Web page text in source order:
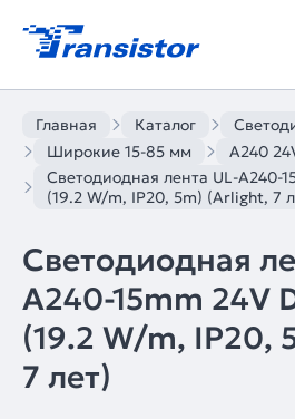
Главная Каталог
Широкие 15-85 мм
A240
Светодиодная лента UL-A240-
(19.2 W/m, IP20, 5m) (Arlight, 7
Светодиодная
A240-15mm 24V
(19.2 W/m, IP20,
7 лет)